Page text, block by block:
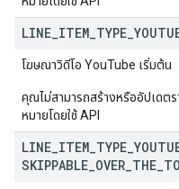
LINE ITEM TYPE
โฆษณาวิดีโอ YouTube เริ่มต้น
คุณไม่สามารถสร้างหรืออัปเดตร
หมายโดยใช้ API
LINE ITEM TYPE
SKIPPABLE OVER THE